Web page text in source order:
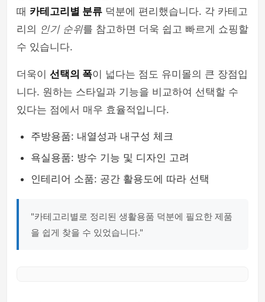
때 카테고리별 분류 덕분에 편리했습니다. 각 카테고
리의 인기 순위를 참고하면 더욱 쉽고 빠르게 쇼핑할
수 있습니다.
더욱이 선택의 폭이 넓다는 점도 유미몰의 큰 장점입
니다. 원하는 스타일과 기능을 비교하여 선택할 수
있다는 점에서 매우 효율적입니다.
주방용품: 내열성과 내구성 체크
욕실용품: 방수 기능 및 디자인 고려
인테리어 소품: 공간 활용도에 따라 선택
"카테고리별로 정리된 생활용품 덕분에 필요한 제품
을 쉽게 찾을 수 있었습니다."